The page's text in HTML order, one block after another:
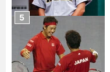
5